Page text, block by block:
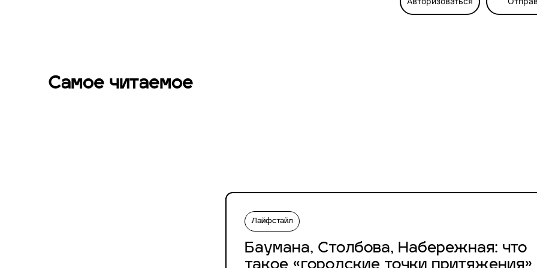
Самое читаемое
Лайфстайл
Баумана, Столбова, Набережная: что